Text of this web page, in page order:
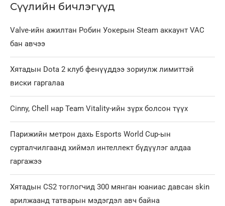
Сүүлийн бичлэгүүд
Valve-ийн ажилтан Робин Уокерын Steam аккаунт VAC
бан авчээ
Хятадын Dota 2 клуб фенүүддээ зориулж лимиттэй
виски гаргалаа
Cinny, Chell нар Team Vitality-ийн зүрх болсон түүх
Парижийн метрон дахь Esports World Cup-ын
сурталчилгаанд хиймэл интеллект бүдүүлэг алдаа
гаргажээ
Хятадын CS2 тоглогчид 300 мянган юаниас давсан skin
арилжаанд татварын мэдэгдэл авч байна